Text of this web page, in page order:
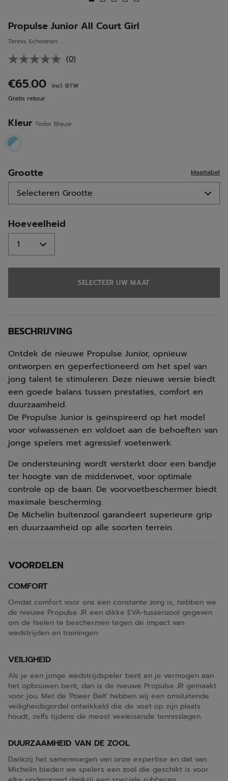
Propulse Junior All Court Girl
Tennis Schoenen
Geen
paginalink.
(0)
€65.00
incl. BTW
Gratis retour
Kleur Teder Blauw
selected
Grootte Maattabel
Hoeveelheid
SELECTEER UW MAAT
BESCHRIJVING
Ontdek de nieuwe Propulse Junior, opnieuw
ontworpen en geperfectioneerd om het spel van
jong talent te stimuleren. Deze nieuwe versie biedt
een goede balans tussen prestaties, comfort en
duurzaamheid.
De Propulse Junior is geïnspireerd op het model
voor volwassenen en voldoet aan de behoeften van
jonge spelers met agressief voetenwerk.
De ondersteuning wordt versterkt door een bandje
ter hoogte van de middenvoet, voor optimale
controle op de baan. De voorvoetbeschermer biedt
maximale bescherming.
De Michelin buitenzool garandeert superieure grip
en duurzaamheid op alle soorten terrein.
VOORDELEN
COMFORT
Omdat comfort voor ons een constante zorg is, hebben we
de nieuwe Propulse JR een dikke EVA-tussenzool gegeven
om de hielen te beschermen tegen de impact van
wedstrijden en trainingen.
VEILIGHEID
Als je een jonge wedstrijdspeler bent en je vermogen aan
het opbouwen bent, dan is de nieuwe Propulse JR gemaakt
voor jou. Met de 'Power Belt' hebben wij een omsluitende
veiligheidsgordel ontwikkeld die de voet op zijn plaats
houdt, zelfs tijdens de meest veeleisende tennisslagen.
DUURZAAMHEID VAN DE ZOOL
Dankzij het samenvoegen van onze expertise en dat van
Michelin bieden we spelers een zool die geschikt is voor